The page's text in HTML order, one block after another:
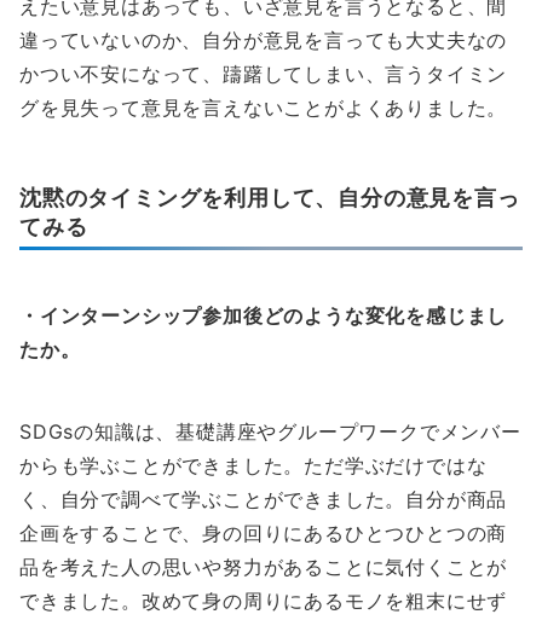
えたい意見はあっても、いざ意見を言うとなると、間
違っていないのか、自分が意見を言っても大丈夫なの
かつい不安になって、躊躇してしまい、言うタイミン
グを見失って意見を言えないことがよくありました。
沈黙のタイミングを利用して、自分の意見を言っ
てみる
・インターンシップ参加後どのような変化を感じまし
たか。
SDGsの知識は、基礎講座やグループワークでメンバー
からも学ぶことができました。ただ学ぶだけではな
く、自分で調べて学ぶことができました。自分が商品
企画をすることで、身の回りにあるひとつひとつの商
品を考えた人の思いや努力があることに気付くことが
できました。改めて身の周りにあるモノを粗末にせず